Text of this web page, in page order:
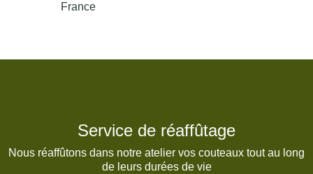
France
Service de réaffûtage
Nous réaffûtons dans notre atelier vos couteaux tout au long
de leurs durées de vie